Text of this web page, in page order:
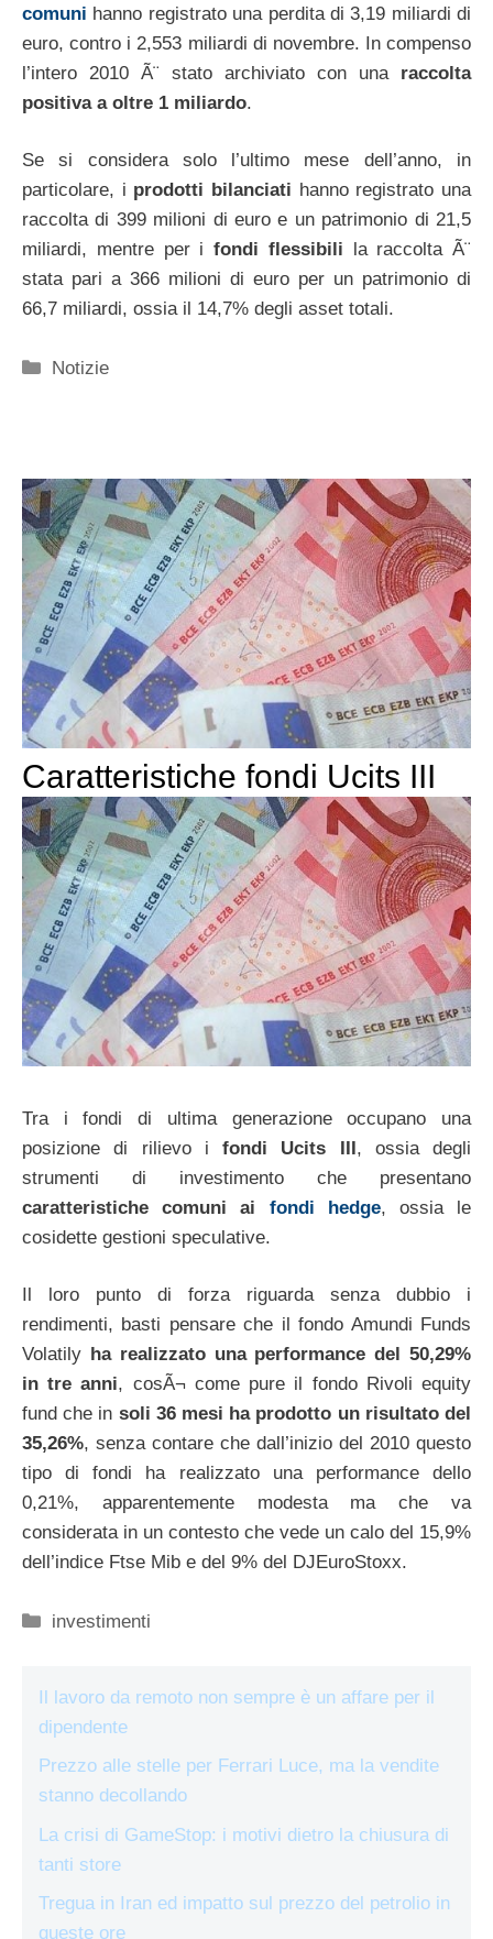
comuni hanno registrato una perdita di 3,19 miliardi di
euro, contro i 2,553 miliardi di novembre. In compenso
l’intero 2010 Ã¨ stato archiviato con una raccolta
positiva a oltre 1 miliardo.
Se si considera solo l’ultimo mese dell’anno, in
particolare, i prodotti bilanciati hanno registrato una
raccolta di 399 milioni di euro e un patrimonio di 21,5
miliardi, mentre per i fondi flessibili la raccolta Ã¨
stata pari a 366 milioni di euro per un patrimonio di
66,7 miliardi, ossia il 14,7% degli asset totali.
Categorie
Notizie
Caratteristiche fondi Ucits III
Tra i fondi di ultima generazione occupano una
posizione di rilievo i fondi Ucits III, ossia degli
strumenti di investimento che presentano
caratteristiche comuni ai fondi hedge, ossia le
cosidette gestioni speculative.
Il loro punto di forza riguarda senza dubbio i
rendimenti, basti pensare che il fondo Amundi Funds
Volatily ha realizzato una performance del 50,29%
in tre anni, cosÃ¬ come pure il fondo Rivoli equity
fund che in soli 36 mesi ha prodotto un risultato del
35,26%, senza contare che dall’inizio del 2010 questo
tipo di fondi ha realizzato una performance dello
0,21%, apparentemente modesta ma che va
considerata in un contesto che vede un calo del 15,9%
dell’indice Ftse Mib e del 9% del DJEuroStoxx.
Categorie
investimenti
Il lavoro da remoto non sempre è un affare per il
dipendente
Prezzo alle stelle per Ferrari Luce, ma la vendite
stanno decollando
La crisi di GameStop: i motivi dietro la chiusura di
tanti store
Tregua in Iran ed impatto sul prezzo del petrolio in
queste ore